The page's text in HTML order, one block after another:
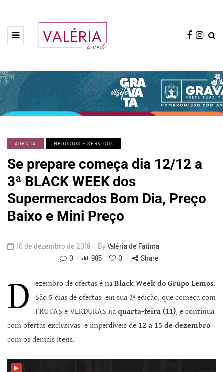
AGENDA NEGÓCIOS E SERVIÇOS
Se prepare começa dia 12/12 a
3ª BLACK WEEK dos
Supermercados Bom Dia, Preço
Baixo e Mini Preço
10 de dezembro de 2019 By Valéria de Fátima
0
985 0 Share
D ezembro de ofertas é na Black Week do Grupo Lemos.
São 5 dias de ofertas em sua 3ª edição, que começa com
FRUTAS e VERDURAS na quarta-feira (11), e continua
com ofertas exclusivas e imperdíveis de 12 a 15 de dezembro
com os demais itens.
▶